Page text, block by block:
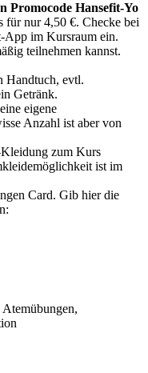
Promocode Hansefit-Yo
für nur 4,50 €. Checke bei
App im Kursraum ein.
teilnehmen kannst.
Handtuch, evtl.
Getränk.
eigene
Anzahl ist aber von
zum Kurs
ist im
Card. Gib hier die